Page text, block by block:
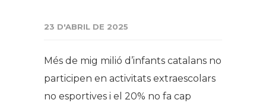
23 D'ABRIL DE 2025
Més de mig milió d’infants catalans no
participen en activitats extraescolars
no esportives i el 20% no fa cap